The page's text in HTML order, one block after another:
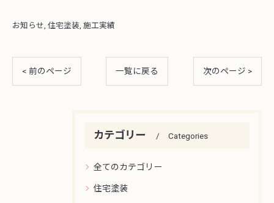
お知らせ 住宅塗装 施工実績
< 前のページ 一覧に戻る 次のページ >
カテゴリー Categories
全てのカテゴリー
住宅塗装